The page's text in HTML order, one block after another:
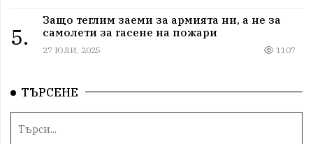
5.
Защо теглим заеми за армията ни, а не за
самолети за гасене на пожари
27 ЮЛИ, 2025 1107
ТЪРСЕНЕ